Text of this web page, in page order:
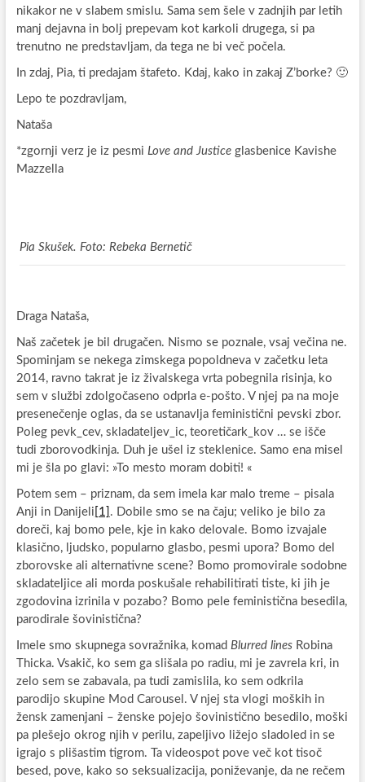
nikakor ne v slabem smislu. Sama sem šele v zadnjih par letih
manj dejavna in bolj prepevam kot karkoli drugega, si pa
trenutno ne predstavljam, da tega ne bi več počela.
In zdaj, Pia, ti predajam štafeto. Kdaj, kako in zakaj Z’borke? 🙂
Lepo te pozdravljam,
Nataša
*zgornji verz je iz pesmi Love and Justiceglasbenice Kavishe
Mazzella
Pia Skušek. Foto: Rebeka Bernetič
Draga Nataša,
Naš začetek je bil drugačen. Nismo se poznale, vsaj večina ne.
Spominjam se nekega zimskega popoldneva v začetku leta
2014, ravno takrat je iz živalskega vrta pobegnila risinja, ko
sem v službi zdolgočaseno odprla e-pošto. V njej pa na moje
presenečenje oglas, da se ustanavlja feministični pevski zbor.
Poleg pevk_cev, skladateljev_ic, teoretičark_kov … se išče
tudi zborovodkinja. Duh je ušel iz steklenice. Samo ena misel
mi je šla po glavi: »To mesto moram dobiti! «
Potem sem – priznam, da sem imela kar malo treme – pisala
Anji in Danijeli [1] . Dobile smo se na čaju; veliko je bilo za
doreči, kaj bomo pele, kje in kako delovale. Bomo izvajale
klasično, ljudsko, popularno glasbo, pesmi upora? Bomo del
zborovske ali alternativne scene? Bomo promovirale sodobne
skladateljice ali morda poskušale rehabilitirati tiste, ki jih je
zgodovina izrinila v pozabo? Bomo pele feministična besedila,
parodirale šovinistična?
Imele smo skupnega sovražnika, komad Blurred linesRobina
Thicka. Vsakič, ko sem ga slišala po radiu, mi je zavrela kri, in
zelo sem se zabavala, pa tudi zamislila, ko sem odkrila
parodijo skupine Mod Carousel. V njej sta vlogi moških in
žensk zamenjani – ženske pojejo šovinistično besedilo, moški
pa plešejo okrog njih v perilu, zapeljivo ližejo sladoled in se
igrajo s plišastim tigrom. Ta videospot pove več kot tisoč
besed, pove, kako so seksualizacija, poniževanje, da ne rečem